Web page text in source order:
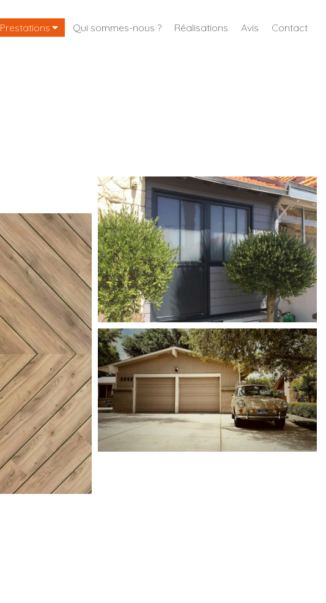
Prestations Qui sommes-nous ? Réalisations Avis Contact